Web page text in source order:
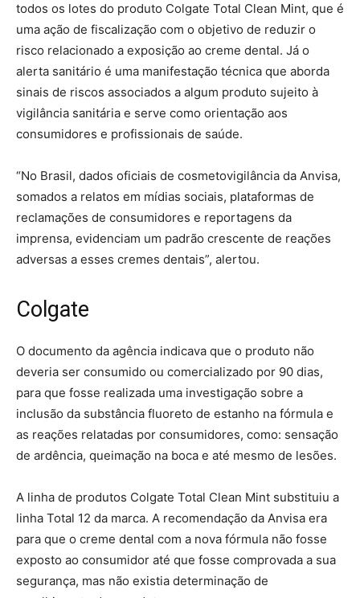
todos os lotes do produto Colgate Total Clean Mint, que é
uma ação de fiscalização com o objetivo de reduzir o
risco relacionado a exposição ao creme dental. Já o
alerta sanitário é uma manifestação técnica que aborda
sinais de riscos associados a algum produto sujeito à
vigilância sanitária e serve como orientação aos
consumidores e profissionais de saúde.
“No Brasil, dados oficiais de cosmetovigilância da Anvisa,
somados a relatos em mídias sociais, plataformas de
reclamações de consumidores e reportagens da
imprensa, evidenciam um padrão crescente de reações
adversas a esses cremes dentais”, alertou.
Colgate
O documento da agência indicava que o produto não
deveria ser consumido ou comercializado por 90 dias,
para que fosse realizada uma investigação sobre a
inclusão da substância fluoreto de estanho na fórmula e
as reações relatadas por consumidores, como: sensação
de ardência, queimação na boca e até mesmo de lesões.
A linha de produtos Colgate Total Clean Mint substituiu a
linha Total 12 da marca. A recomendação da Anvisa era
para que o creme dental com a nova fórmula não fosse
exposto ao consumidor até que fosse comprovada a sua
segurança, mas não existia determinação de